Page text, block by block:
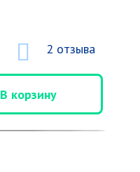
2 отзыва
В корзину